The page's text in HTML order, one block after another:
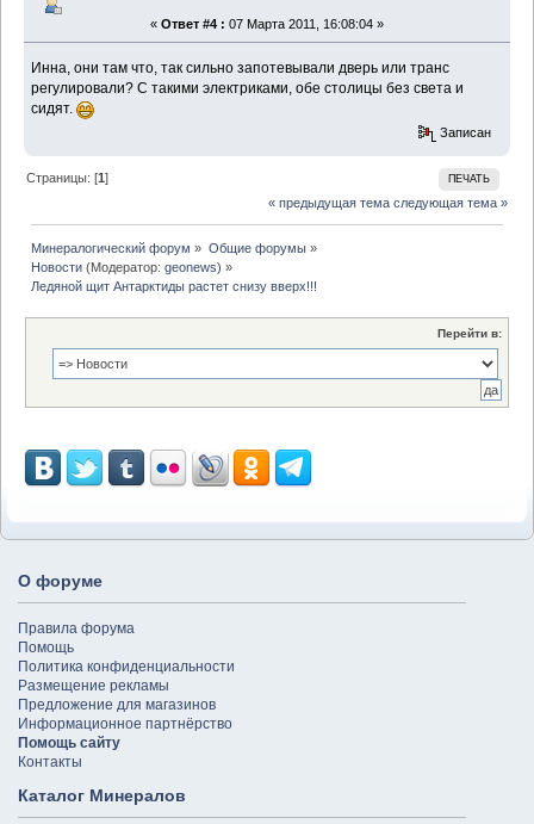
« Ответ #4 : 07 Марта 2011, 16:08:04 »
Инна, они там что, так сильно запотевывали дверь или транс
регулировали? С такими электриками, обе столицы без света и
сидят.
Записан
ПЕЧАТЬ
Страницы: [1]
« предыдущая тема следующая тема »
Минералогический форум » Общие форумы»
Новости (Модератор:geonews) »
Ледяной щит Антарктиды растет снизу вверх!!!
Перейти в:
О форуме
Правила форума
Помощь
Политика конфиденциальности
Размещение рекламы
Предложение для магазинов
Информационное партнёрство
Помощь сайту
Контакты
Каталог Минералов